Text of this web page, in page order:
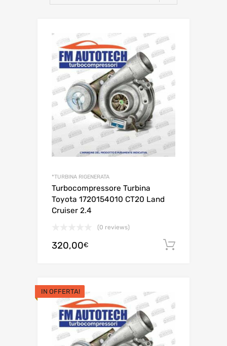
*TURBINA RIGENERATA
Turbocompressore Turbina
Toyota 1720154010 CT20 Land
Cruiser 2.4
(0 reviews)
320,00€
IN OFFERTA!